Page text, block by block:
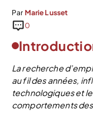
Par Marie Lusset
0
La recherche
au fil des années,
technologiques et
comportements